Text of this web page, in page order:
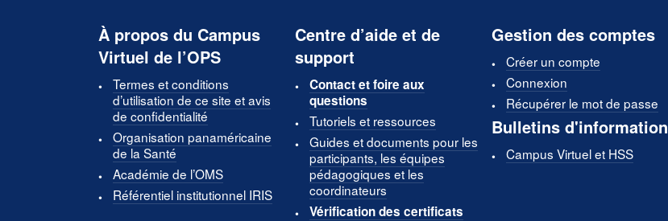
À propos du Campus
Virtuel de l’OPS
Termes et conditions
d’utilisation de ce site et avis
de confidentialité
Organisation panaméricaine
de la Santé
Académie de l’OMS
Référentiel institutionnel IRIS
Centre d’aide et de
support
Contact et foire aux
questions
Tutoriels et ressources
Guides et documents pour les
participants, les équipes
pédagogiques et les
coordinateurs
Vérification des certificats
Gestion des comptes
Créer un compte
Connexion
Récupérer le mot de passe
Bulletins d'information
Campus Virtuel et HSS